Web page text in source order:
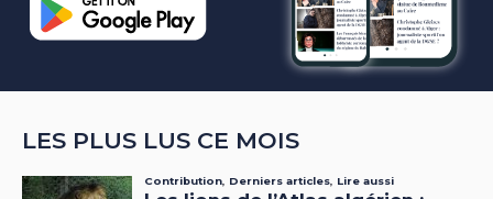
LES PLUS LUS CE MOIS